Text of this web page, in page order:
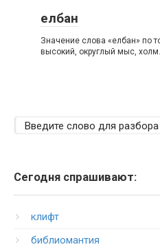
елбан
Значение слова «елбан» по
высокий, округлый мыс,
Сегодня спрашивают:
клифт
библиомантия